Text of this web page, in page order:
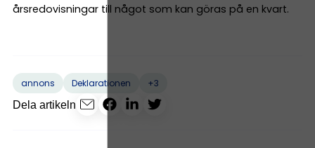
årsredovisningar till något som kan göras på en kvart.
annons Deklarationen
+3
Dela artikeln